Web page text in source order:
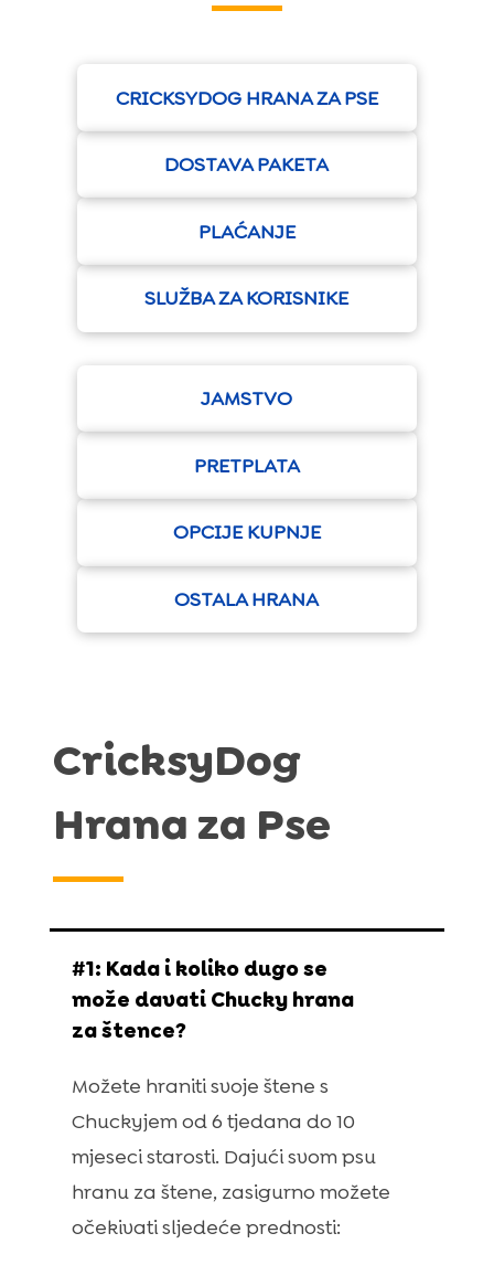
CRICKSYDOG HRANA ZA PSE
DOSTAVA PAKETA
PLAĆANJE
SLUŽBA ZA KORISNIKE
JAMSTVO
PRETPLATA
OPCIJE KUPNJE
OSTALA HRANA
CricksyDog
Hrana za Pse
#1: Kada i koliko dugo se
može davati Chucky hrana
za štence?
Možete hraniti svoje štene s
Chuckyjem od 6 tjedana do 10
mjeseci starosti. Dajući svom psu
hranu za štene, zasigurno možete
očekivati sljedeće prednosti: